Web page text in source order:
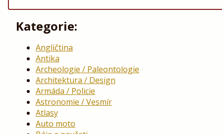
Kategorie:
Angličtina
Antika
Archeologie / Paleontologie
Architektura / Design
Armáda / Policie
Astronomie / Vesmír
Atlasy
Auto moto